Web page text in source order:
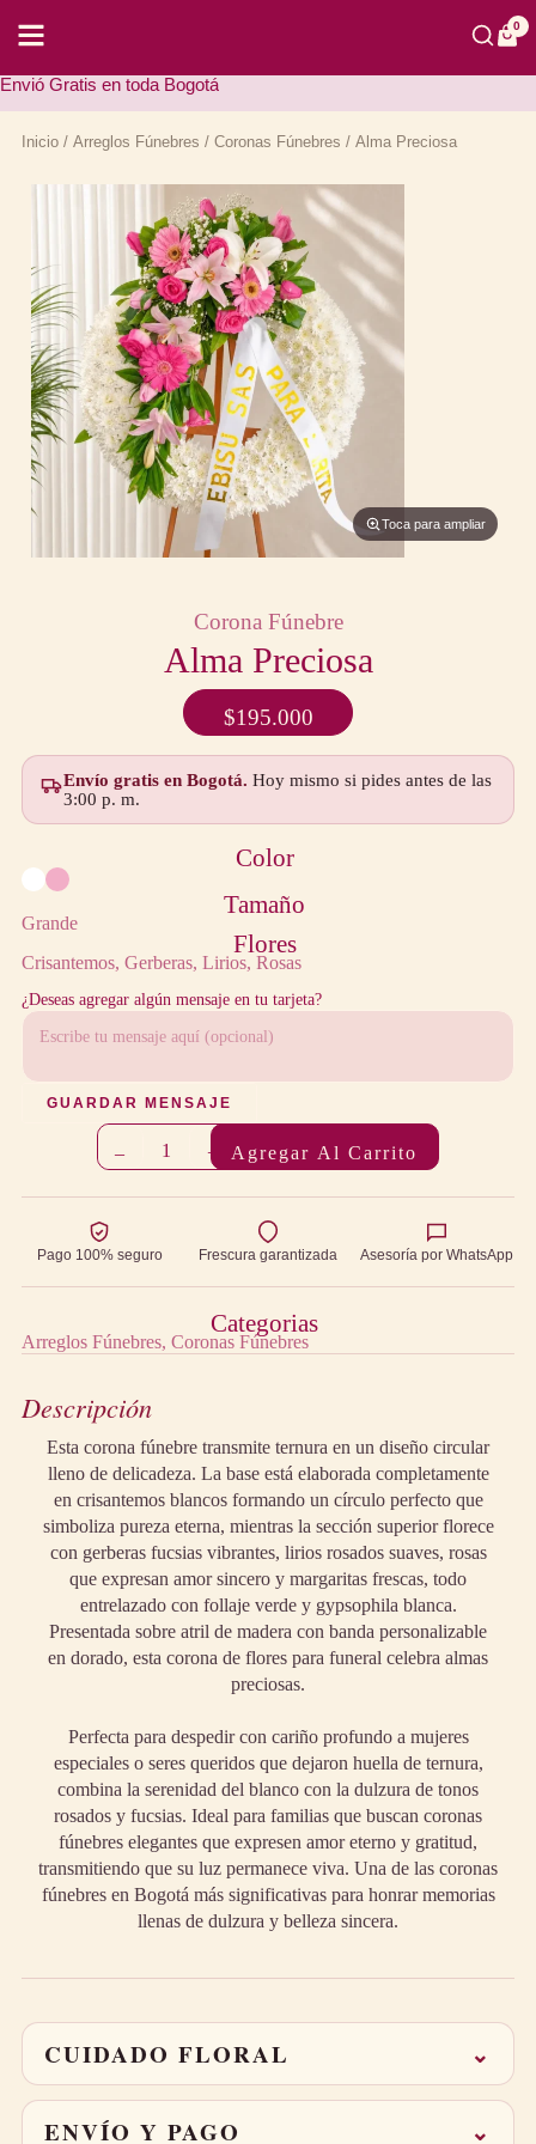
contenido
0
Oferta Especial: Envió Rápido y 100%
Inicio/ Arreglos Fúnebres / Coronas Fúnebres / Alma Preciosa
Toca para ampliar
Corona Fúnebre
Alma Preciosa
$195.000
Envío gratis en Bogotá. Hoy mismo si pides antes de las
3:00 p. m.
Color
Tamaño
Grande
Flores
Crisantemos Gerberas Lirios Rosas
¿Deseas agregar algún mensaje en tu tarjeta?
GUARDAR MENSAJE
– 1 + Agregar Al Carrito
Pago 100% seguro Frescura garantizada Asesoría por WhatsApp
Categorias
Arreglos Fúnebres Coronas Fúnebres
Descripción
Esta corona fúnebre transmite ternura en un diseño circular
lleno de delicadeza. La base está elaborada completamente
en crisantemos blancos formando un círculo perfecto que
simboliza pureza eterna, mientras la sección superior florece
con gerberas fucsias vibrantes, lirios rosados suaves, rosas
que expresan amor sincero y margaritas frescas, todo
entrelazado con follaje verde y gypsophila blanca.
Presentada sobre atril de madera con banda personalizable
en dorado, esta corona de flores para funeral celebra almas
preciosas.
Perfecta para despedir con cariño profundo a mujeres
especiales o seres queridos que dejaron huella de ternura,
combina la serenidad del blanco con la dulzura de tonos
rosados y fucsias. Ideal para familias que buscan coronas
fúnebres elegantes que expresen amor eterno y gratitud,
transmitiendo que su luz permanece viva. Una de las coronas
fúnebres en Bogotá más significativas para honrar memorias
llenas de dulzura y belleza sincera.
CUIDADO FLORAL ⌄
del sol directo.
ENVÍO Y PAGO ⌄